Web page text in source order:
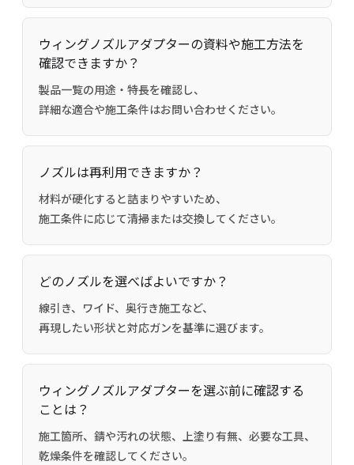
ウィングノズルアダプターの資料や施工方法を
確認できますか？
製品一覧の用途・特長を確認し、
詳細な適合や施工条件はお問い合わせください。
ノズルは再利用できますか？
材料が硬化すると詰まりやすいため、
施工条件に応じて清掃または交換してください。
どのノズルを選べばよいですか？
線引き、ワイド、奥行き施工など、
再現したい形状と対応ガンを基準に選びます。
ウィングノズルアダプターを選ぶ前に確認する
ことは？
施工箇所、錆や汚れの状態、上塗り有無、必要な工具、
乾燥条件を確認してください。